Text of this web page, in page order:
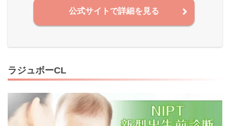
公式サイトで詳細を見る
ラジュボーCL